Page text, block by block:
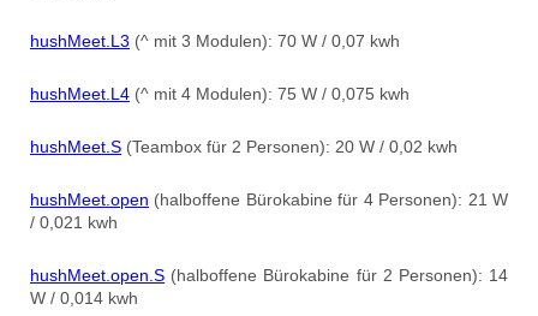
hushMeet.L3 (^ mit 3 Modulen): 70 W / 0,07 kwh
hushMeet.L4 (^ mit 4 Modulen): 75 W / 0,075 kwh
hushMeet.S (Teambox für 2 Personen): 20 W / 0,02 kwh
hushMeet.open (halboffene Bürokabine für 4 Personen): 21 W
/ 0,021 kwh
hushMeet.open.S (halboffene Bürokabine für 2 Personen): 14
W / 0,014 kwh